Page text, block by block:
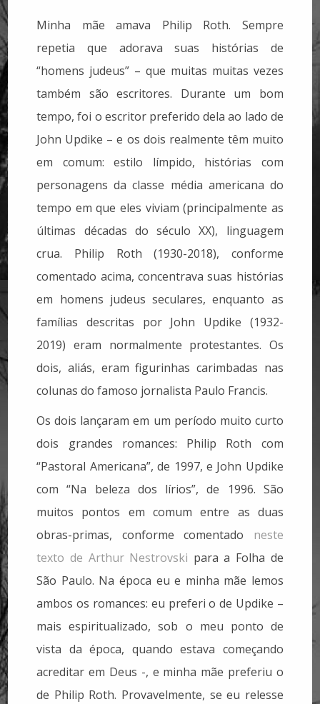
Minha mãe amava Philip Roth. Sempre
repetia que adorava suas histórias de
“homens judeus” – que muitas muitas vezes
também são escritores. Durante um bom
tempo, foi o escritor preferido dela ao lado de
John Updike – e os dois realmente têm muito
em comum: estilo límpido, histórias com
personagens da classe média americana do
tempo em que eles viviam (principalmente as
últimas décadas do século XX), linguagem
crua. Philip Roth (1930-2018), conforme
comentado acima, concentrava suas histórias
em homens judeus seculares, enquanto as
famílias descritas por John Updike (1932-
2019) eram normalmente protestantes. Os
dois, aliás, eram figurinhas carimbadas nas
colunas do famoso jornalista Paulo Francis.
Os dois lançaram em um período muito curto
dois grandes romances: Philip Roth com
“Pastoral Americana”, de 1997, e John Updike
com “Na beleza dos lírios”, de 1996. São
muitos pontos em comum entre as duas
obras-primas, conforme comentado neste
texto de Arthur Nestrovski para a Folha de
São Paulo. Na época eu e minha mãe lemos
ambos os romances: eu preferi o de Updike –
mais espiritualizado, sob o meu ponto de
vista da época, quando estava começando
acreditar em Deus -, e minha mãe preferiu o
de Philip Roth. Provavelmente, se eu relesse